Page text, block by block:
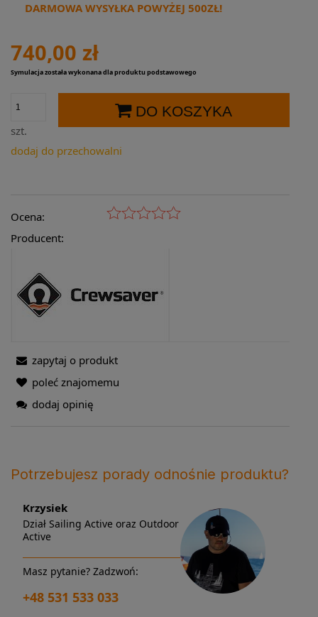
DARMOWA WYSYŁKA POWYŻEJ 500ZŁ!
740,00 zł
Symulacja została wykonana dla produktu podstawowego
szt.
DO KOSZYKA
dodaj do przechowalni
Ocena:
Producent:
zapytaj o produkt
poleć znajomemu
dodaj opinię
Potrzebujesz porady odnośnie produktu?
Krzysiek
Dział Sailing Active oraz Outdoor
Active
Masz pytanie? Zadzwoń:
+48 531 533 033